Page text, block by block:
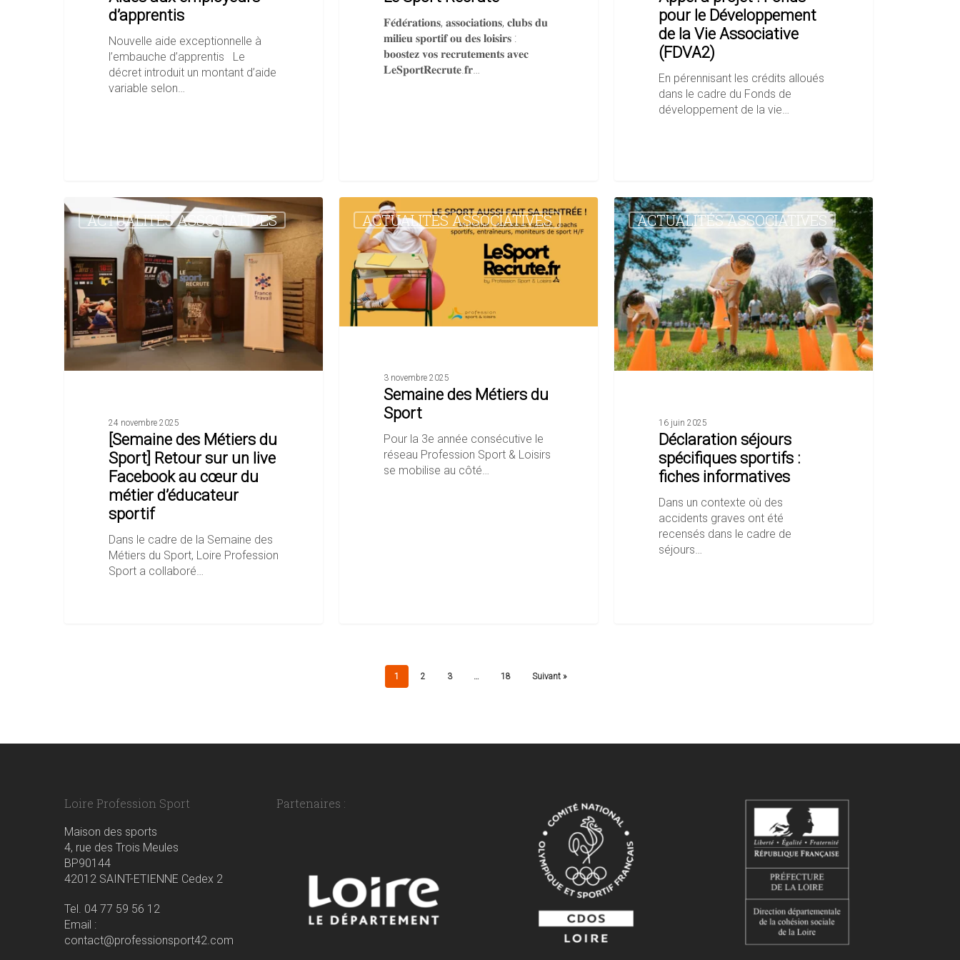
d’apprentis
Nouvelle aide exceptionnelle à
l’embauche d’apprentis Le
décret introduit un montant d’aide
variable selon…
𝐅𝐞́𝐝𝐞́𝐫𝐚𝐭𝐢𝐨𝐧𝐬, 𝐚𝐬𝐬𝐨𝐜𝐢𝐚𝐭𝐢𝐨𝐧𝐬, 𝐜𝐥𝐮𝐛𝐬 𝐝𝐮
𝐦𝐢𝐥𝐢𝐞𝐮 𝐬𝐩𝐨𝐫𝐭𝐢𝐟 𝐨𝐮 𝐝𝐞𝐬 𝐥𝐨𝐢𝐬𝐢𝐫𝐬 :
𝐛𝐨𝐨𝐬𝐭𝐞𝐳 𝐯𝐨𝐬 𝐫𝐞𝐜𝐫𝐮𝐭𝐞𝐦𝐞𝐧𝐭𝐬 𝐚𝐯𝐞𝐜
𝐋𝐞𝐒𝐩𝐨𝐫𝐭𝐑𝐞𝐜𝐫𝐮𝐭𝐞.𝐟𝐫…
pour le Développement
de la Vie Associative
(FDVA2)
En pérennisant les crédits alloués
dans le cadre du Fonds de
développement de la vie…
[Semaine
des
Sport]
Retour
sur
un
live
Facebook
d’éducateur
ACTUALITÉS ASSOCIATIVES
24 novembre 2025
[Semaine des Métiers du
Sport] Retour sur un live
Facebook au cœur du
métier d’éducateur
sportif
Dans le cadre de la Semaine des
Métiers du Sport, Loire Profession
Sport a collaboré…
Semaine
Métiers
Sport
ACTUALITÉS ASSOCIATIVES
3 novembre 2025
Semaine des Métiers du
Sport
Pour la 3e année consécutive le
réseau Profession Sport & Loisirs
se mobilise au côté…
Déclaration
séjours
spécifiques
sportifs
:
fiches
informatives
ACTUALITÉS ASSOCIATIVES
16 juin 2025
Déclaration séjours
spécifiques sportifs :
fiches informatives
Dans un contexte où des
accidents graves ont été
recensés dans le cadre de
séjours…
1 2 3 … 18 Suivant »
Loire Profession Sport
Maison des sports
4, rue des Trois Meules
BP90144
42012 SAINT-ETIENNE Cedex 2
Tel. 04 77 59 56 12
Email :
contact@professionsport42.com
Partenaires :